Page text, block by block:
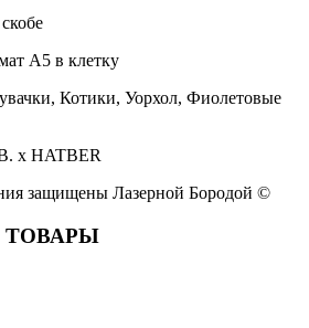
А5 в клетку
Котики, Уорхол, Фиолетовые
х HATBER
защищены Лазерной Бородой ©